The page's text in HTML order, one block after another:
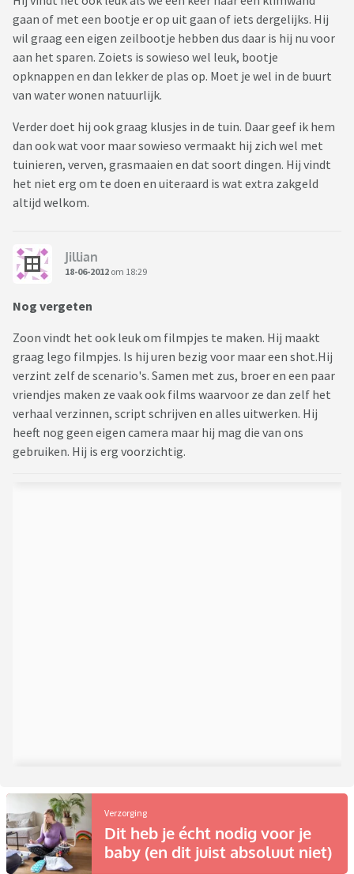
gaan of met een bootje er op uit gaan of iets dergelijks. Hij
wil graag een eigen zeilbootje hebben dus daar is hij nu voor
aan het sparen. Zoiets is sowieso wel leuk, bootje
opknappen en dan lekker de plas op. Moet je wel in de buurt
van water wonen natuurlijk.
Verder doet hij ook graag klusjes in de tuin. Daar geef ik hem
dan ook wat voor maar sowieso vermaakt hij zich wel met
tuinieren, verven, grasmaaien en dat soort dingen. Hij vindt
het niet erg om te doen en uiteraard is wat extra zakgeld
altijd welkom.
Jillian
18-06-2012 om 18:29
Nog vergeten
Zoon vindt het ook leuk om filmpjes te maken. Hij maakt
graag lego filmpjes. Is hij uren bezig voor maar een shot.Hij
verzint zelf de scenario's. Samen met zus, broer en een paar
vriendjes maken ze vaak ook films waarvoor ze dan zelf het
verhaal verzinnen, script schrijven en alles uitwerken. Hij
heeft nog geen eigen camera maar hij mag die van ons
gebruiken. Hij is erg voorzichtig.
Verzorging
Dit heb je écht nodig voor je
baby (en dit juist absoluut niet)